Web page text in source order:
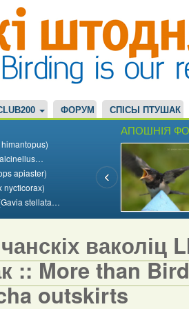
ФОРУМ СПІСЫ ПТУШАК
falcinellus…
apiaster)
nycticorax)
stellata…
АПОШНІЯ
ваколіц
:: More than
outskirts